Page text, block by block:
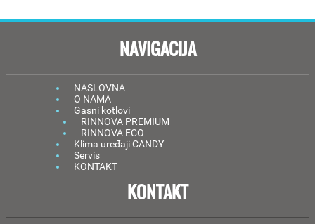
NAVIGACIJA
NASLOVNA
O NAMA
Gasni kotlovi
RINNOVA PREMIUM
RINNOVA ECO
Klima uređaji CANDY
Servis
KONTAKT
KONTAKT